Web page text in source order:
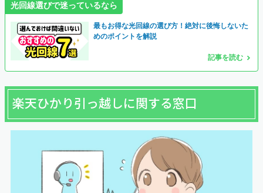
光回線選びで迷っているなら
最もお得な光回線の選び方！絶対に後悔しないた
めのポイントを解説
記事を読む
楽天ひかり引っ越しに関する窓口